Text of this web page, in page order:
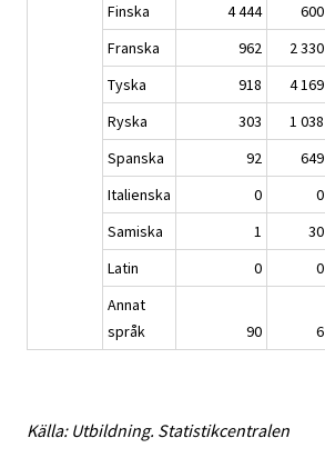
Finska
4 444 600
Franska
962 2 330
Tyska
918 4 169
Ryska
303 1 038
Spanska
92 649
Italienska
0 0
Samiska
1 30
Latin
0 0
Annat
språk
90 6
Källa: Utbildning. Statistikcentralen